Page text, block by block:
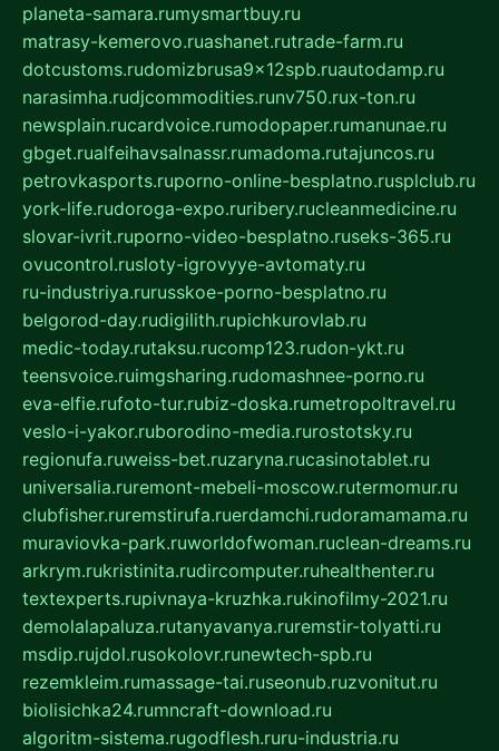
planeta-samara.rumysmartbuy.ru
matrasy-kemerovo.ruashanet.rutrade-farm.ru
dotcustoms.rudomizbrusa9x12spb.ruautodamp.ru
narasimha.rudjcommodities.runv750.rux-ton.ru
newsplain.rucardvoice.rumodopaper.rumanunae.ru
gbget.rualfeihavsalnassr.rumadoma.rutajuncos.ru
petrovkasports.ruporno-online-besplatno.rusplclub.ru
york-life.rudoroga-expo.ruribery.rucleanmedicine.ru
slovar-ivrit.ruporno-video-besplatno.ruseks-365.ru
ovucontrol.rusloty-igrovyye-avtomaty.ru
ru-industriya.rurusskoe-porno-besplatno.ru
belgorod-day.rudigilith.rupichkurovlab.ru
medic-today.rutaksu.rucomp123.rudon-ykt.ru
teensvoice.ruimgsharing.rudomashnee-porno.ru
eva-elfie.rufoto-tur.rubiz-doska.rumetropoltravel.ru
veslo-i-yakor.ruborodino-media.rurostotsky.ru
regionufa.ruweiss-bet.ruzaryna.rucasinotablet.ru
universalia.ruremont-mebeli-moscow.rutermomur.ru
clubfisher.ruremstirufa.ruerdamchi.rudoramamama.ru
muraviovka-park.ruworldofwoman.ruclean-dreams.ru
arkrym.rukristinita.rudircomputer.ruhealthenter.ru
textexperts.rupivnaya-kruzhka.rukinofilmy-2021.ru
demolalapaluza.rutanyavanya.ruremstir-tolyatti.ru
msdip.rujdol.rusokolovr.runewtech-spb.ru
rezemkleim.rumassage-tai.ruseonub.ruzvonitut.ru
biolisichka24.rumncraft-download.ru
algoritm-sistema.rugodflesh.ruru-industria.ru